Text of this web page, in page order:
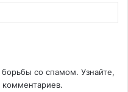
борьбы со спамом. Узнайте,
комментариев.